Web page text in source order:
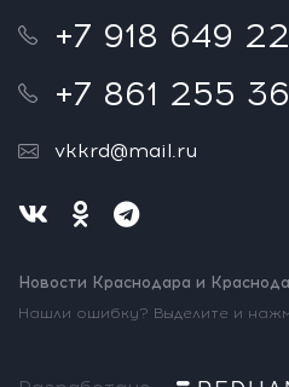
+7 918 649
+7 861 255
vkkrd@mail.ru
Новости Краснодара и
Нашли ошибку? Выделите и